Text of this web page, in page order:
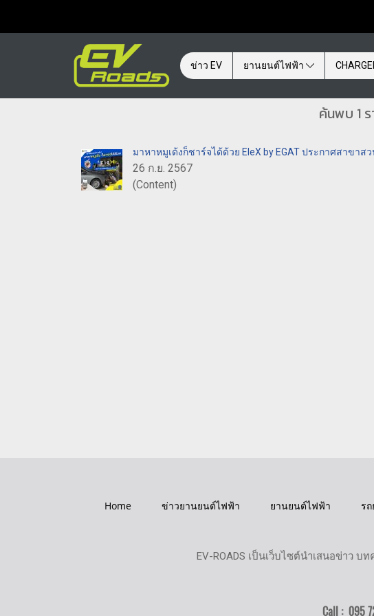
ข่าว EV ยานยนต์ไฟฟ้า
ค้นพบ 1
มาหาหมูเด้งก็ชาร์จได้ด้วย EleX by EGAT ประกาศสาขาส
26 ก.ย. 2567
(Content)
Home ข่าวยานยนต์ไฟฟ้า ยานยนต์ไฟฟ้า ร
EV-ROADS เป็นเว็บไซต์นำเสนอข่าว
Call : 095